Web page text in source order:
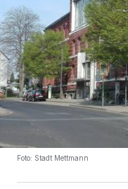
Foto: Stadt Mettmann